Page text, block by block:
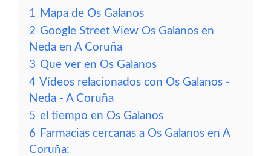
1 Mapa de Os Galanos
2 Google Street View Os Galanos en
Neda en A Coruña
3 Que ver en Os Galanos
4 Vídeos relacionados con Os Galanos -
Neda - A Coruña
5 el tiempo en Os Galanos
6 Farmacias cercanas a Os Galanos en A
Coruña: